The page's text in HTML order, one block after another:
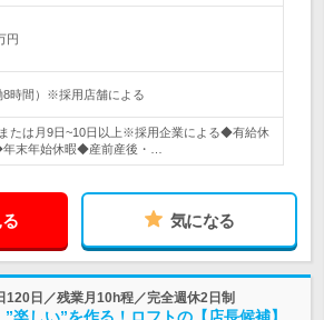
円
8時間）※採用店舗による
たは月9日~10日以上※採用企業による◆有給休
末年始休暇◆産前産後・…
気になる
120日／残業月10h程／完全週休2日制